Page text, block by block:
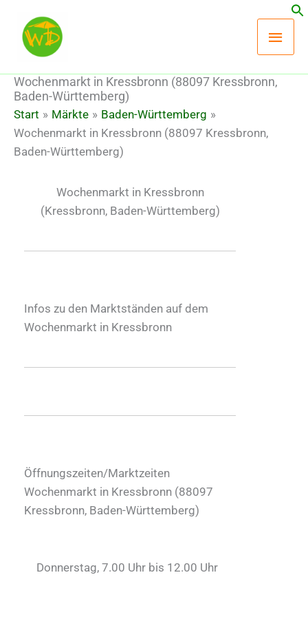
Inhalt
springen
Wochenmarkt in Kressbronn (88097 Kressbronn,
Baden-Württemberg)
Start Märkte
Baden-Württemberg
Wochenmarkt in Kressbronn (88097 Kressbronn,
Baden-Württemberg)
Wochenmarkt in Kressbronn
(Kressbronn, Baden-Württemberg)
Infos zu den Marktständen auf dem
Wochenmarkt in Kressbronn
Öffnungszeiten/Marktzeiten
Wochenmarkt in Kressbronn (88097
Kressbronn, Baden-Württemberg)
Donnerstag, 7.00 Uhr bis 12.00 Uhr